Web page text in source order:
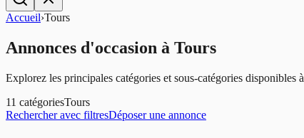
Accueil›Tours
Annonces d'occasion à Tours
Explorez les principales catégories et sous-catégories disponibles à
11 catégoriesTours
Rechercher avec filtresDéposer une annonce